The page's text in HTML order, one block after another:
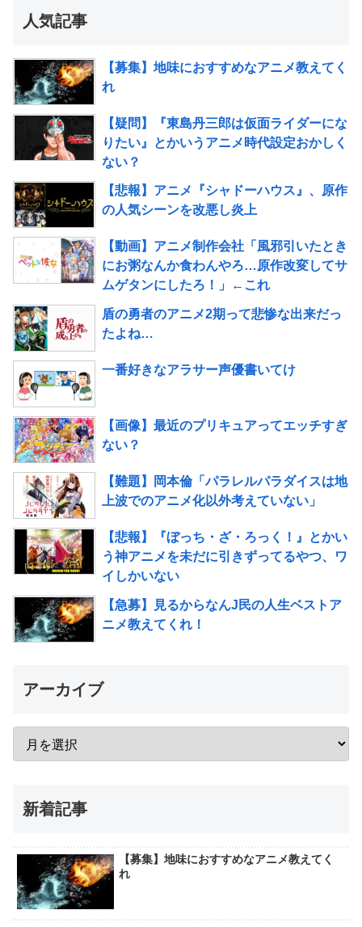
人気記事
【募集】地味におすすめなアニメ教えてく
れ
【疑問】『東島丹三郎は仮面ライダーにな
りたい』とかいうアニメ時代設定おかしく
ない？
【悲報】アニメ『シャドーハウス』、原作
の人気シーンを改悪し炎上
【動画】アニメ制作会社「風邪引いたとき
にお粥なんか食わんやろ…原作改変してサ
ムゲタンにしたろ！」←これ
盾の勇者のアニメ2期って悲惨な出来だっ
たよね…
一番好きなアラサー声優書いてけ
【画像】最近のプリキュアってエッチすぎ
ない？
【難題】岡本倫「パラレルパラダイスは地
上波でのアニメ化以外考えていない」
【悲報】『ぼっち・ざ・ろっく！』とかい
う神アニメを未だに引きずってるやつ、ワ
イしかいない
【急募】見るからなんJ民の人生ベストア
ニメ教えてくれ！
アーカイブ
新着記事
【募集】地味におすすめなアニメ教えてく
れ